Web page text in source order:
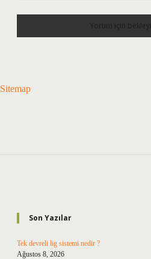
Sitemap
Son Yazılar
Tek devreli lig sistemi nedir ?
Ağustos 8, 2026